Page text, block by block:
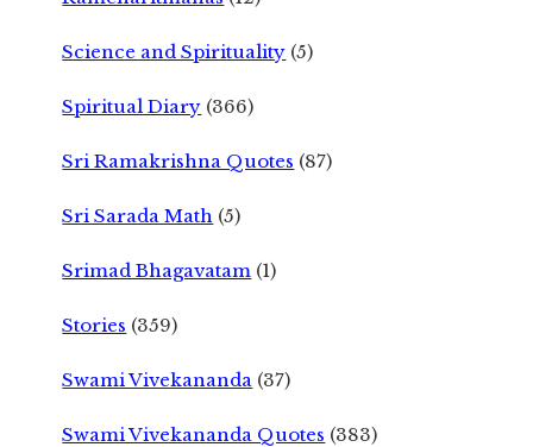
Science and Spirituality (5)
Spiritual Diary (366)
Sri Ramakrishna Quotes (87)
Sri Sarada Math (5)
Srimad Bhagavatam (1)
Stories (359)
Swami Vivekananda (37)
Swami Vivekananda Quotes (383)